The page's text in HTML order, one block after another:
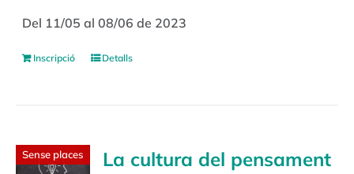
Del 11/05 al 08/06 de 2023
Inscripció Detalls
Sense places
La cultura del pensament